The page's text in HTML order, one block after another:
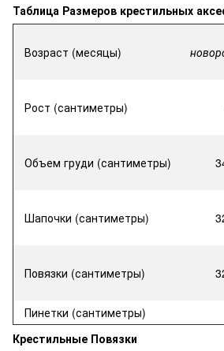
Таблица Размеров крестильных
Возраст (месяцы)
Рост (сантиметры)
Объем груди (сантиметры)
Шапочки (сантиметры)
Повязки (сантиметры)
Пинетки (сантиметры)
Крестильные Повязки